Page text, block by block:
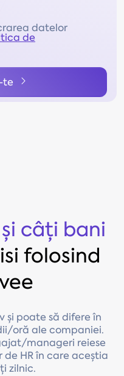
datelor
de
te
câți bani
folosind
și poate să difere în
oră ale companiei.
manageri reiese
HR în care aceștia
zilnic.